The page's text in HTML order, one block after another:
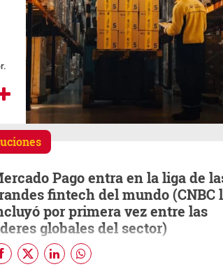
Pago entra en la liga de
fintech del mundo (CNBC
por primera vez entre las
globales del sector)